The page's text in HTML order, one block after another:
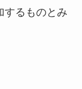
するものとみ